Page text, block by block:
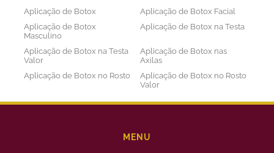
Aplicação de Botox
Aplicação de Botox Facial
Aplicação de Botox
Masculino
Aplicação de Botox na Testa
Aplicação de Botox na Testa
Valor
Aplicação de Botox nas
Axilas
Aplicação de Botox no Rosto
Aplicação de Botox no Rosto
Valor
Aplicação de Botox nos
Aplicação de Botox Preço
Barriga
MENU